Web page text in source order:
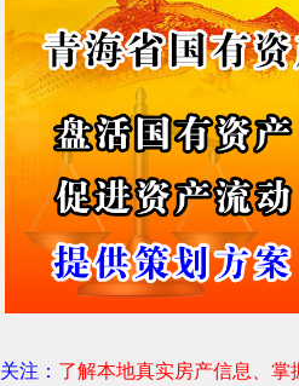
关注： 了解本地真实房产信息、